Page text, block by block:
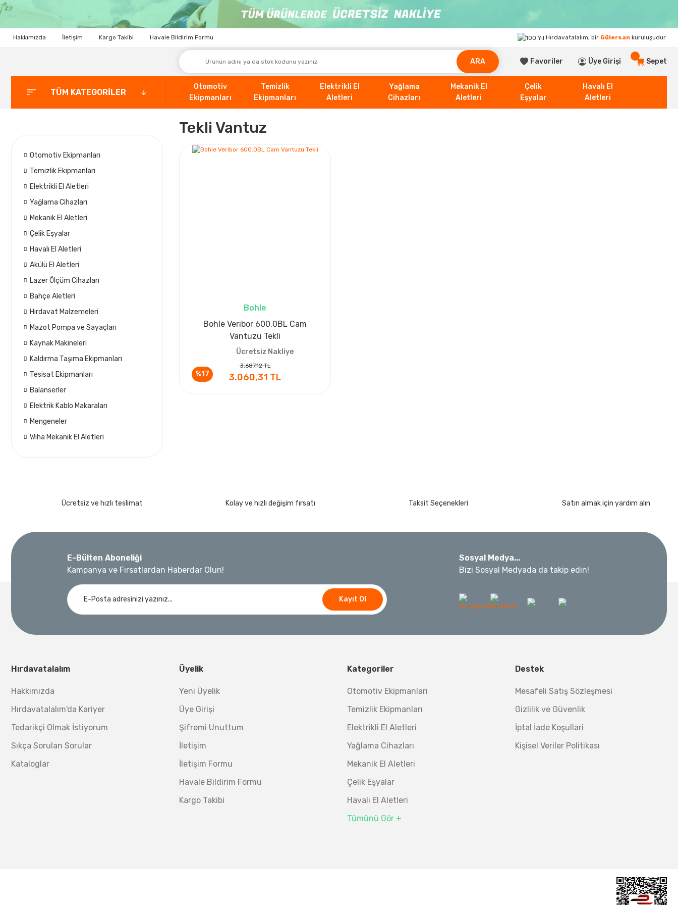
Hakkımızda İletişim Kargo Takibi Havale Bildirim Formu Hırdavatalalım, bir Gülersan kuruluşudur.
ARA Favoriler Üye Girişi Sepet
TÜM KATEGORİLER
Otomotiv
Ekipmanları
Temizlik
Ekipmanları
Elektrikli El
Aletleri
Yağlama
Cihazları
Mekanik El
Aletleri
Çelik
Eşyalar
Havalı El
Aletleri
Otomotiv Ekipmanları
Temizlik Ekipmanları
Elektrikli El Aletleri
Yağlama Cihazları
Mekanik El Aletleri
Çelik Eşyalar
Havalı El Aletleri
Akülü El Aletleri
Lazer Ölçüm Cihazları
Bahçe Aletleri
Hırdavat Malzemeleri
Mazot Pompa ve Sayaçları
Kaynak Makineleri
Kaldırma Taşıma Ekipmanları
Tesisat Ekipmanları
Balanserler
Elektrik Kablo Makaraları
Mengeneler
Wiha Mekanik El Aletleri
Tekli Vantuz
%17
Bohle
Bohle Veribor 600.0BL Cam
Vantuzu Tekli
Ücretsiz Nakliye
3.687,12 TL
3.060,31 TL
Ücretsiz ve hızlı teslimat Kolay ve hızlı değişim fırsatı Taksit Seçenekleri Satın almak için yardım alın
E-Bülten Aboneliği
Kampanya ve Fırsatlardan Haberdar Olun!
Kayıt Ol
Sosyal Medya...
Bizi Sosyal Medyada da takip edin!
Hırdavatalalım
Hakkımızda
Hırdavatalalım'da Kariyer
Tedarikçi Olmak İstiyorum
Sıkça Sorulan Sorular
Kataloglar
Üyelik
Yeni Üyelik
Üye Girişi
Şifremi Unuttum
İletişim
İletişim Formu
Havale Bildirim Formu
Kargo Takibi
Kategoriler
Otomotiv Ekipmanları
Temizlik Ekipmanları
Elektrikli El Aletleri
Yağlama Cihazları
Mekanik El Aletleri
Çelik Eşyalar
Havalı El Aletleri
Tümünü Gör +
Destek
Mesafeli Satış Sözleşmesi
Gizlilik ve Güvenlik
İptal İade Koşullari
Kişisel Veriler Politikası